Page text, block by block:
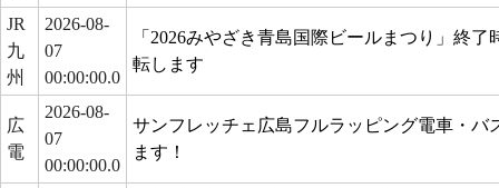
JR
九
州
2026-08-
07
00:00:00.0
「2026みやざき青島国際ビールまつり」終
転します
広
電
2026-08-
07
00:00:00.0
サンフレッチェ広島フルラッピング電車・バ
ます！